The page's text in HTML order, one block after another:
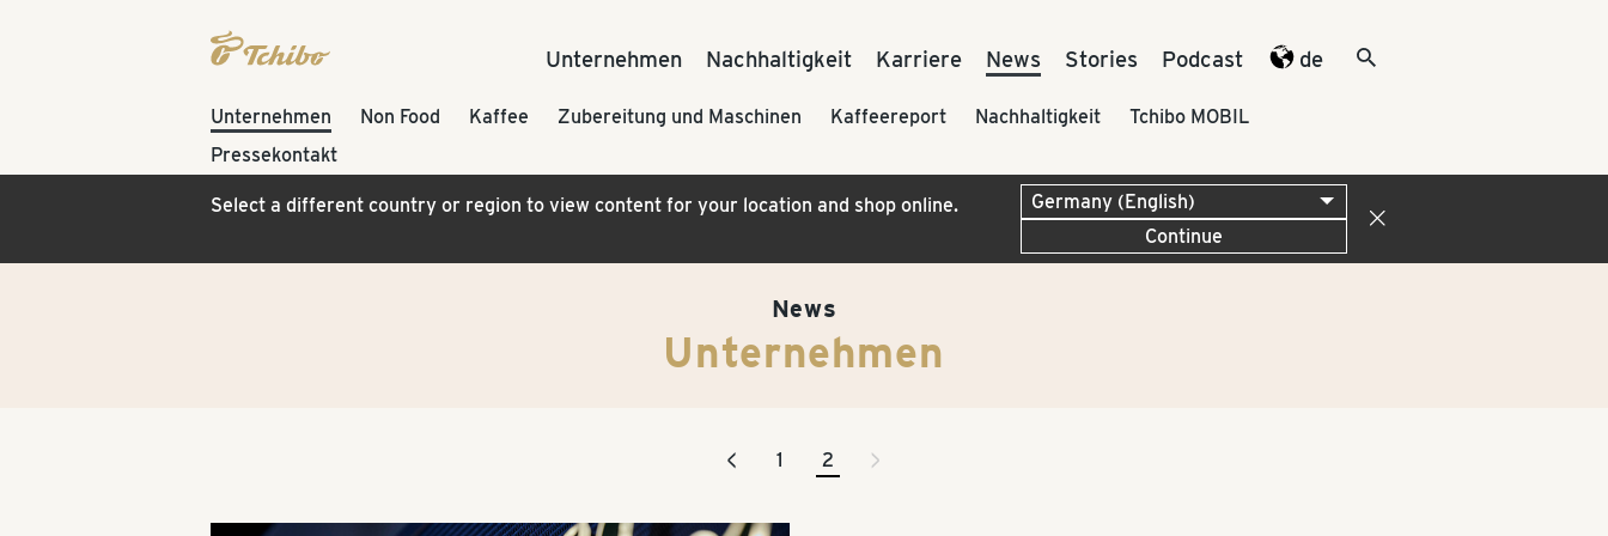
Unternehmen Nachhaltigkeit Karriere News Stories Podcast de
Unternehmen Non Food Kaffee Zubereitung und Maschinen Kaffeereport Nachhaltigkeit
Tchibo MOBIL
Pressekontakt
Select a different country or region to view content for your location and shop online.
Continue
News
Unternehmen
< 1 2 >